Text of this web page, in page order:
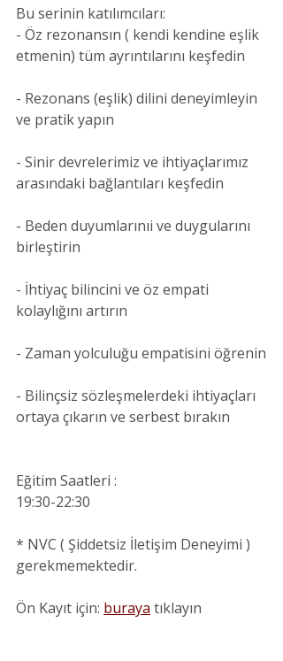
Bu serinin katılımcıları:
- Öz rezonansın ( kendi kendine eşlik
etmenin) tüm ayrıntılarını keşfedin
- Rezonans (eşlik) dilini deneyimleyin
ve pratik yapın
- Sinir devrelerimiz ve ihtiyaçlarımız
arasındaki bağlantıları keşfedin
- Beden duyumlarınıi ve duygularını
birleştirin
- İhtiyaç bilincini ve öz empati
kolaylığını artırın
- Zaman yolculuğu empatisini öğrenin
- Bilinçsiz sözleşmelerdeki ihtiyaçları
ortaya çıkarın ve serbest bırakın
Eğitim Saatleri :
19:30-22:30
* NVC ( Şiddetsiz İletişim Deneyimi )
gerekmemektedir.
Ön Kayıt için: buraya tıklayın